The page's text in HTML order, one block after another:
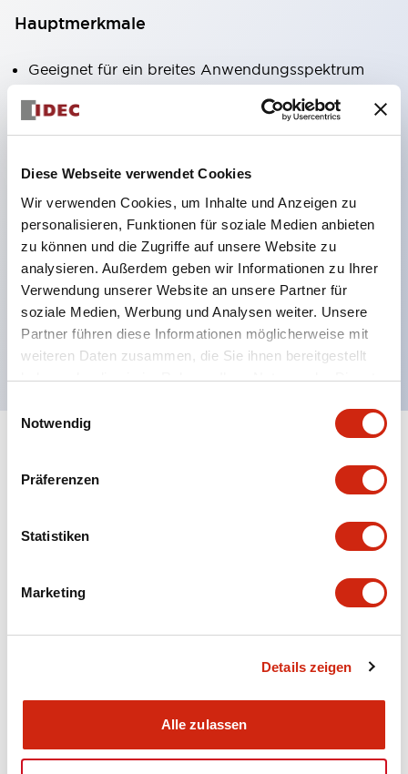
Diese Webseite verwendet Cookies
Wir verwenden Cookies, um Inhalte und Anzeigen zu
personalisieren, Funktionen für soziale Medien anbieten
zu können und die Zugriffe auf unsere Website zu
analysieren. Außerdem geben wir Informationen zu Ihrer
Verwendung unserer Website an unsere Partner für
soziale Medien, Werbung und Analysen weiter. Unsere
Partner führen diese Informationen möglicherweise mit
weiteren Daten zusammen, die Sie ihnen bereitgestellt
haben oder die sie im Rahmen Ihrer Nutzung der Dienste
Notwendig
Präferenzen
Statistiken
Marketing
Details zeigen
Alle zulassen
Hauptmerkmale
Geeignet für ein breites Anwendungsspektrum
von der Konsumelektronik bis zum FA-Bereich
LED-Beleuchtungseinheit mit integriertem
LED-Lampenkörper
Schutzarten IP40 und IP65 vollständig verfügbar
(IEC 60529)
UL- und CSA-zertifiziert. Entspricht EN (Europa)
Normen. CCC-zertifiziert (außer Anzeigeleuchten).
Mit speziellem Zubehör leicht auf Φ22 Flash-
Silhouette umstellbar
Electrical Specifications (rated illuminated